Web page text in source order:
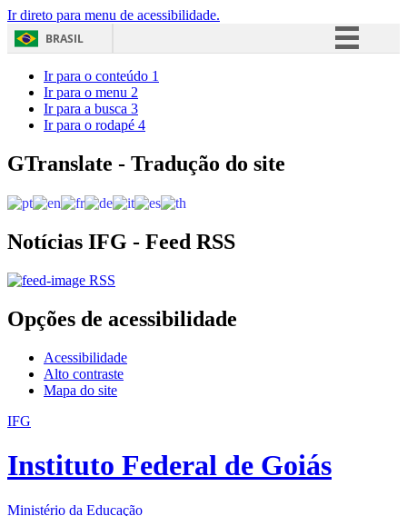
Ir direto para menu de acessibilidade.
BRASIL
Acesso à informação
Ir para o conteúdo 1
Ir para o menu 2
Ir para a busca 3
Ir para o rodapé 4
GTranslate - Tradução do site
Notícias IFG - Feed RSS
RSS
Opções de acessibilidade
Acessibilidade
Alto contraste
Mapa do site
IFG
Instituto Federal de Goiás
Ministério da Educação